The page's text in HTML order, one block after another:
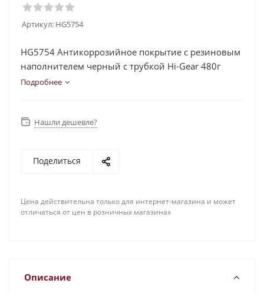
Артикул: HG5754
HG5754 Антикоррозийное покрытие с резиновым
наполнителем черный с трубкой Hi-Gear 480г
Подробнее
Нашли дешевле?
Поделиться
Цена действительна только для интернет-магазина и может
отличаться от цен в розничных магазинах
Описание